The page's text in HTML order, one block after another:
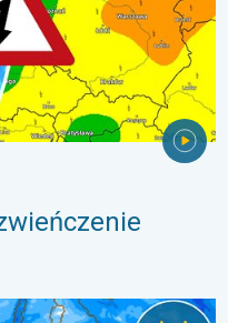
się przed słońcem. .